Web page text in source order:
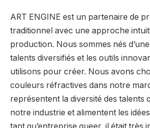
ART ENGINE est un partenaire de
traditionnel avec une approche
production. Nous sommes nés
talents diversifiés et les outils
utilisons pour créer. Nous avons
couleurs réfractives dans notre
représentent la diversité des talents
notre industrie et alimentent les